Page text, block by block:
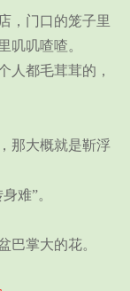
，门口的笼子里
叽叽喳喳。
人都毛茸茸的，
那大概就是靳浮
难”。
巴掌大的花。